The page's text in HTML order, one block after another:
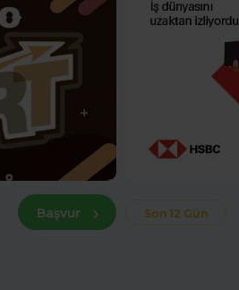
Başvur Son 12 Gün